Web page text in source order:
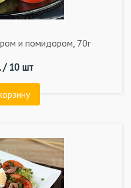
и помидором, 70г
/10 шт